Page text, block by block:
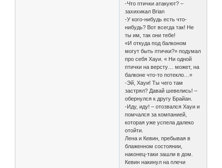
-Что птички атакуют? –
захихикал Brian
-У кого-нибудь есть что-
нибудь? Вот всегда так! Не
ты им, так они тебе!
«И откуда под балконом
могут быть птички?» подумал
про себя Хауи. « Ни одной
птички на версту… может, на
балконе что-то потекло…»
-Эй, Хауи! Ты чего там
застрял? Давай шевелись! –
обернулся к другу Брайан.
-Иду, иду! – отозвался Хауи и
помчался за компанией,
которая уже успела далеко
отойти.
Лена и Кевин, пребывая в
блаженном состоянии,
наконец-таки зашли в дом.
Кевин накинул на плечи